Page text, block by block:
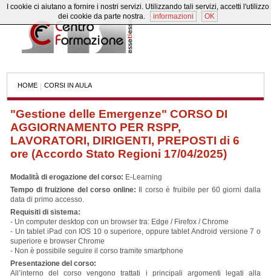
HOME CORSI IN AULA
"Gestione delle Emergenze" CORSO DI
AGGIORNAMENTO PER RSPP,
LAVORATORI, DIRIGENTI, PREPOSTI di 6
ore (Accordo Stato Regioni 17/04/2025)
Modalità di erogazione del corso: E-Learning
Tempo di fruizione del corso online: Il corso è fruibile per 60 giorni dalla
data di primo accesso.
Requisiti di sistema:
- Un computer desktop con un browser tra: Edge / Firefox / Chrome
- Un tablet iPad con IOS 10 o superiore, oppure tablet Android versione 7 o
superiore e browser Chrome
- Non è possibile seguire il corso tramite smartphone
Presentazione del corso:
All’interno del corso vengono trattati i principali argomenti legati alla
I cookie ci aiutano a fornire i nostri servizi. Utilizzando tali servizi, accetti l'utilizzo
dei cookie da parte nostra.
informazioni OK